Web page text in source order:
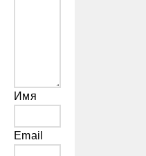
Имя
Email